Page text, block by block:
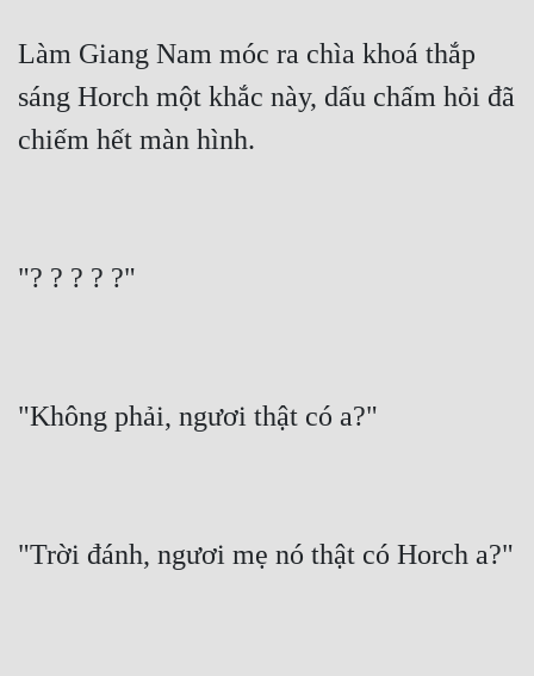
Làm Giang Nam móc ra chìa khoá thắp
sáng Horch một khắc này, dấu chấm hỏi đã
chiếm hết màn hình.
"? ? ? ? ?"
"Không phải, ngươi thật có a?"
"Trời đánh, ngươi mẹ nó thật có Horch a?"